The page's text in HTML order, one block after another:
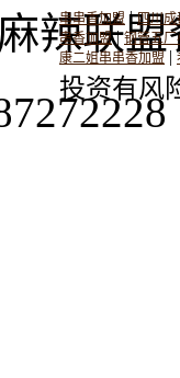
串串香加盟 |四川成
串香加盟|钢管五厂
康二姐串串香加盟|
投资有风
辣联